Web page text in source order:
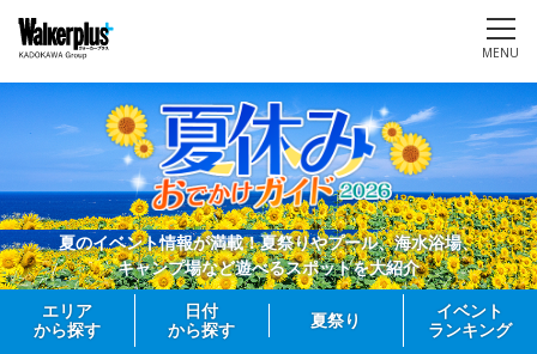
MENU
夏のイベント情報が満載！夏祭りやプール、海水浴場、
キャンプ場など遊べるスポットを大紹介
エリア
から探す
日付
から探す
夏祭り
イベント
ランキング